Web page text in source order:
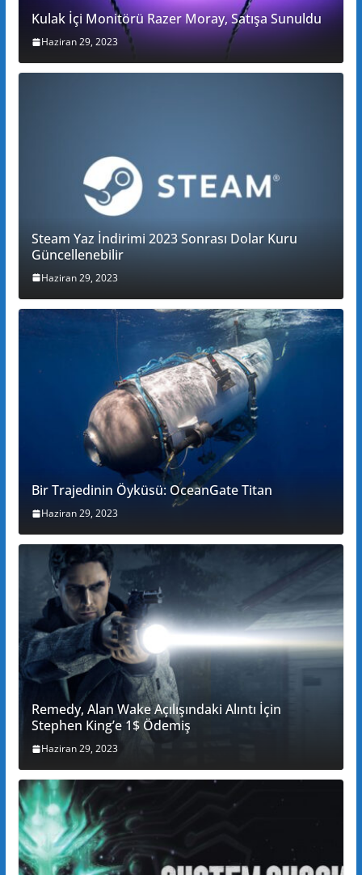
Kulak İçi Monitörü Razer Moray, Satışa Sunuldu
Haziran 29, 2023
Steam Yaz İndirimi 2023 Sonrası Dolar Kuru
Güncellenebilir
Haziran 29, 2023
Bir Trajedinin Öyküsü: OceanGate Titan
Haziran 29, 2023
Remedy, Alan Wake Açılışındaki Alıntı İçin
Stephen King’e 1$ Ödemiş
Haziran 29, 2023